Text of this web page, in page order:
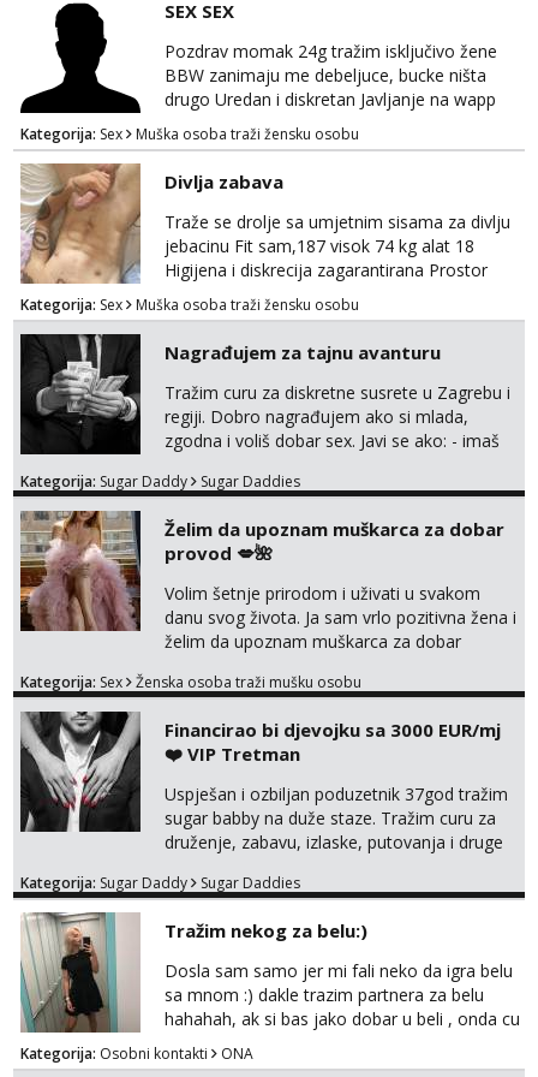
SEX SEX
Pozdrav momak 24g tražim isključivo žene
BBW zanimaju me debeljuce, bucke ništa
drugo Uredan i diskretan Javljanje na wapp
095 546 9915
Kategorija: Sex Muška osoba traži žensku osobu
Divlja zabava
Traže se drolje sa umjetnim sisama za divlju
jebacinu Fit sam,187 visok 74 kg alat 18
Higijena i diskrecija zagarantirana Prostor
imam na području između Zadra i Šibenika
Kontakt watsap 0955406511 bez poziva
Kategorija: Sex Muška osoba traži žensku osobu
Nagrađujem za tajnu avanturu
Tražim curu za diskretne susrete u Zagrebu i
regiji. Dobro nagrađujem ako si mlada,
zgodna i voliš dobar sex. Javi se ako: - imaš
kosu - se dobro ljubiš - si fleksibilna s
dostupna radnim danom (vikendi i noći su za
obitelj) - vodiš brigu o zdravlju i koristiš
zaštitu Ne javljajte se: - debele - frajeri i
paro...
Kategorija: Sugar Daddy Sugar Daddies
Želim da upoznam muškarca za dobar
provod 💋🌺
Volim šetnje prirodom i uživati u svakom
danu svog života. Ja sam vrlo pozitivna žena i
želim da upoznam muškarca za dobar
na link ispod i nadji me tamo, cekam te!
Kategorija: Sex Ženska osoba traži mušku osobu
Financirao bi djevojku sa 3000 EUR/mj
❤️ VIP Tretman
Uspješan i ozbiljan poduzetnik 37god tražim
sugar babby na duže staze. Tražim curu za
druženje, zabavu, izlaske, putovanja i druge
otvorena, komunikativna, zgodna i atraktivna
markodalic37@gmail.com
Kategorija: Sugar Daddy Sugar Daddies
Tražim nekog za belu:)
Dosla sam samo jer mi fali neko da igra belu
sa mnom :) dakle trazim partnera za belu
hahahah, ak si bas jako dobar u beli , onda cu
razmislit za dalje Klikni na link ispod i nadji me
tamo, cekam te!
Kategorija: Osobni kontakti ONA